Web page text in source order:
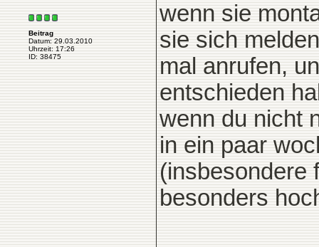
Beitrag
Datum: 29.03.2010
Uhrzeit: 17:26
ID: 38475
wenn sie
sie sich
mal anrufen,
entschieden
wenn du nicht
in ein paar
(insbesondere
besonders